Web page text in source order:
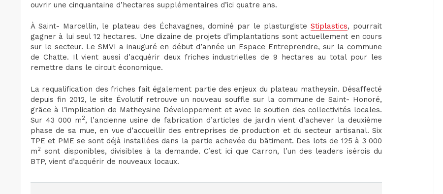
ouvrir une cinquantaine d’hectares supplémentaires d’ici quatre ans.
À Saint- Marcellin, le plateau des Échavagnes, dominé par le plasturgisteStiplastics, pourrait
gagner à lui seul 12 hectares. Une dizaine de projets d’implantations sont actuellement en cours
sur le secteur. Le SMVI a inauguré en début d’année un Espace Entreprendre, sur la commune
de Chatte. Il vient aussi d’acquérir deux friches industrielles de 9 hectares au total pour les
remettre dans le circuit économique.
La requalification des friches fait également partie des enjeux du plateau matheysin. Désaffecté
depuis fin 2012, le site Évolutif retrouve un nouveau souffle sur la commune de Saint- Honoré,
grâce à l’implication de Matheysine Développement et avec le soutien des collectivités locales.
Sur 43 000 m2, l’ancienne usine de fabrication d’articles de jardin vient d’achever la deuxième
phase de sa mue, en vue d’accueillir des entreprises de production et du secteur artisanal. Six
TPE et PME se sont déjà installées dans la partie achevée du bâtiment. Des lots de 125 à 3 000
m2
sont disponibles, divisibles à la demande. C’est ici que Carron, l’un des leaders isérois du
BTP, vient d’acquérir de nouveaux locaux.